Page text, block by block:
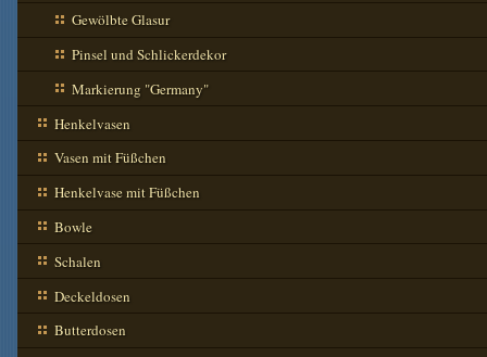
Gewölbte Glasur
Pinsel und Schlickerdekor
Markierung "Germany"
Henkelvasen
Vasen mit Füßchen
Henkelvase mit Füßchen
Bowle
Schalen
Deckeldosen
Butterdosen